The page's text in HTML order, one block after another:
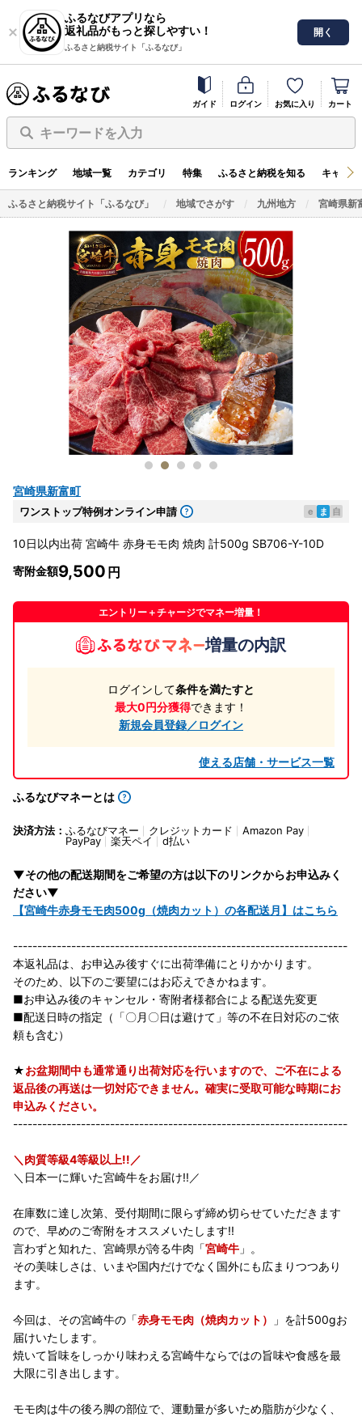
ふるなびアプリなら
返礼品がもっと探しやすい！
ふるさと納税サイト「ふるなび」
開く
ガイド ログイン お気に入り カート
キーワードを入力
ランキング 地域一覧 カテゴリ 特集 ふるさと納税を知る キャン
ふるさと納税サイト「ふるなび」 地域でさがす 九州地方 宮崎県新
宮崎県新富町
ワンストップ特例オンライン申請 e ま 自
10日以内出荷 宮崎牛 赤身モモ肉 焼肉 計500g SB706-Y-10D
寄附金額9,500
エントリー＋チャージでマネー増量！
増量の内訳
ログインして条件を満たすと
最大0円分獲得できます！
新規会員登録／ログイン
使える店舗・サービス一覧
ふるなびマネーとは
決済方法： ふるなびマネー クレジットカード
Amazon Pay
PayPay
楽天ペイ d払い
▼その他の配送期間をご希望の方は以下のリンクからお申込みく
ださい▼
【宮崎牛赤身モモ肉500g（焼肉カット）の各配送月】はこちら
---------------------------------------------------------------------
本返礼品は、お申込み後すぐに出荷準備にとりかかります。
そのため、以下のご要望にはお応えできかねます。
■お申込み後のキャンセル・寄附者様都合による配送先変更
■配送日時の指定（「〇月〇日は避けて」等の不在日対応のご依
頼も含む）
★お盆期間中も通常通り出荷対応を行いますので、ご不在による
返品後の再送は一切対応できません。確実に受取可能な時期にお
申込みください。
---------------------------------------------------------------------
＼肉質等級4等級以上!!／
＼日本一に輝いた宮崎牛をお届け!!／
在庫数に達し次第、受付期間に限らず締め切らせていただきます
ので、早めのご寄附をオススメいたします!!
言わずと知れた、宮崎県が誇る牛肉「宮崎牛 」。
その美味しさは、いまや国内だけでなく国外にも広まりつつあり
ます。
今回は、その宮崎牛の「赤身モモ肉（焼肉カット）
」を計500gお
届けいたします。
焼いて旨味をしっかり味わえる宮崎牛ならではの旨味や食感を最
大限に引き出します。
モモ肉は牛の後ろ脚の部位で、運動量が多いため脂肪が少なく、